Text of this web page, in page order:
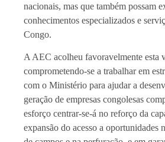
nacionais, mas que também possam
conhecimentos especializados e
Congo.
A AEC acolheu favoravelmente esta
comprometendo-se a trabalhar em
com o Ministério para ajudar a
geração de empresas congolesas
esforço centrar-se-á no reforço da
expansão do acesso a oportunidades